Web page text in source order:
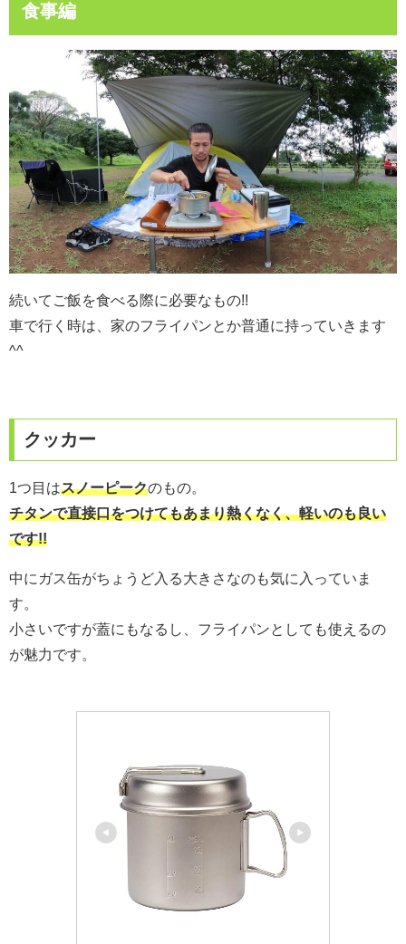
食事編
続いてご飯を食べる際に必要なもの!!
車で行く時は、家のフライパンとか普通に持っていきます
^^
クッカー
1つ目はスノーピークのもの。
チタンで直接口をつけてもあまり熱くなく、軽いのも良い
です!!
中にガス缶がちょうど入る大きさなのも気に入っていま
す。
小さいですが蓋にもなるし、フライパンとしても使えるの
が魅力です。